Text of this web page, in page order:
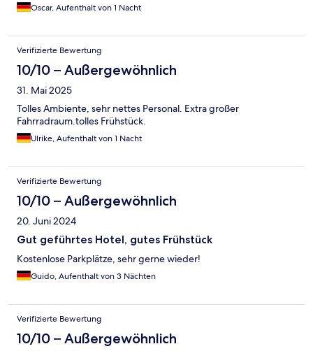
Oscar, Aufenthalt von 1 Nacht
Verifizierte Bewertung
10/10 – Außergewöhnlich
31. Mai 2025
Tolles Ambiente, sehr nettes Personal. Extra großer
Fahrradraum.tolles Frühstück.
Ulrike, Aufenthalt von 1 Nacht
Verifizierte Bewertung
10/10 – Außergewöhnlich
20. Juni 2024
Gut geführtes Hotel, gutes Frühstück
Kostenlose Parkplätze, sehr gerne wieder!
Guido, Aufenthalt von 3 Nächten
Verifizierte Bewertung
10/10 – Außergewöhnlich